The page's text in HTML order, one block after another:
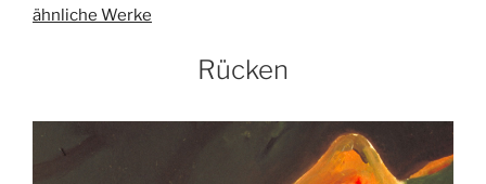
ähnliche Werke
Rücken